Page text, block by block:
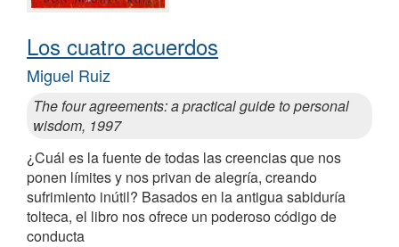
Los cuatro acuerdos
Miguel Ruiz
The four agreements: a practical guide to personal
wisdom, 1997
¿Cuál es la fuente de todas las creencias que nos
ponen límites y nos privan de alegría, creando
sufrimiento inútil? Basados en la antigua sabiduría
tolteca, el libro nos ofrece un poderoso código de
conducta